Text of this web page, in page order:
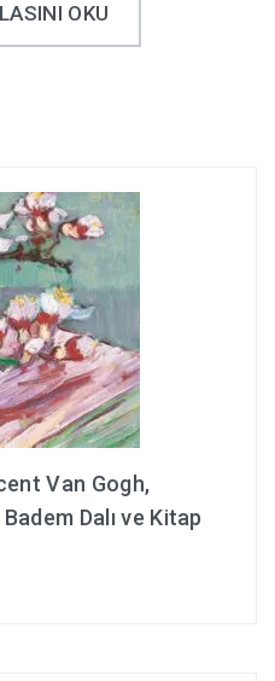
OKU
Van Gogh,
Dalı ve Kitap